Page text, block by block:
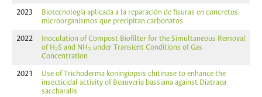
2023
Biotecnología aplicada a la reparación de fisuras en concretos:
microorganismos que precipitan carbonatos
2022
Inoculation of Compost Biofilter for the Simultaneous Removal
of H₂S and NH₃ under Transient Conditions of Gas
Concentration
2021
Use of Trichoderma koningiopsis chitinase to enhance the
insecticidal activity of Beauveria bassiana against Diatraea
saccharalis